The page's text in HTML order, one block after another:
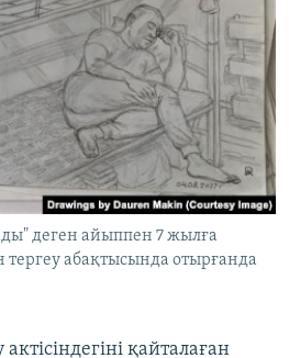
деген айыппен 7 жылға
тергеу абақтысында отырғанда
қайталаған